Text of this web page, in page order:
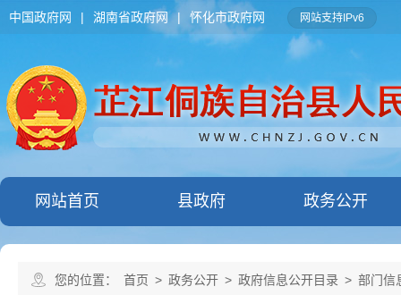
中国政府网 | 湖南省政府网 | 怀化市政府网 网站支持IPv6
网站首页 县政府 政务公开
您的位置： 首页 > 政务公开 > 政府信息公开目录 > 部门信